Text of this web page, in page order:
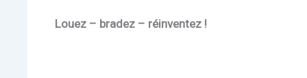
Louez – bradez – réinventez !